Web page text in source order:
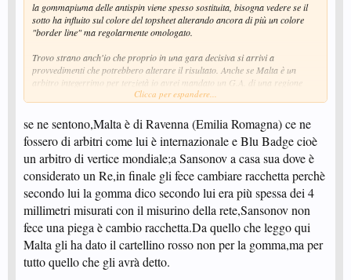
la gommapiuma delle antispin viene spesso sostituita, bisogna vedere se il
sotto ha influito sul colore del topsheet alterando ancora di più un colore
"border line" ma regolarmente omologato.
Trovo strano anch'io che proprio in una gara decisiva si arrivi a
provvedimenti che potrebbero alterare il risultato. Anche se Malta è un
arbitro integerrimo per terzietà io avrei mandato un G.A. di una regione
diversa: Malta è pur sempre lombardo. Malta non ha mai avuto modo di
ad un torneo nazionale?
Fortunatamente Assar ha vinto e il risultato non è stato alterato nella
sostanza.
Non vedo però complotti. Bisogna considerare che Assar è un giocatore del
CUS ma anche uno sparring a libro paga federale, se qualcUno avesse
voluto ricordarglielo poteva averne il modo. Capisciammè?
Certo, avrebbe potuto aver subìto pressioni ed essersene fregato altamente
per lealtà e sportività. Ma voglio sperare che non ci siano state.
Bravo Assar che ha vinto, fugando così qualsiasi dubbio, almeno sul suo
conto!
Clicca per espandere...
se ne sentono,Malta è di Ravenna (Emilia Romagna) ce ne
fossero di arbitri come lui è internazionale e Blu Badge cioè
un arbitro di vertice mondiale;a Sansonov a casa sua dove è
considerato un Re,in finale gli fece cambiare racchetta perchè
secondo lui la gomma dico secondo lui era più spessa dei 4
millimetri misurati con il misurino della rete,Sansonov non
fece una piega è cambio racchetta.Da quello che leggo qui
Malta gli ha dato il cartellino rosso non per la gomma,ma per
tutto quello che gli avrà detto.